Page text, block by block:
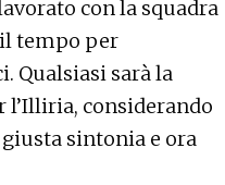
con la squadra
tempo per
Qualsiasi sarà la
l’Illiria, considerando
sintonia e ora